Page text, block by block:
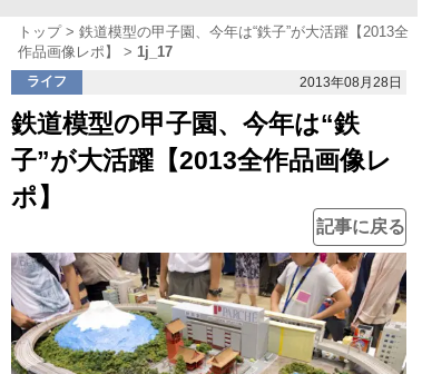
トップ
鉄道模型の甲子園、今年は“鉄子”が大活躍【2013全
作品画像レポ】
1j_17
ライフ 2013年08月28日
鉄道模型の甲子園、今年は“鉄
子”が大活躍【2013全作品画像レ
ポ】
記事に戻る